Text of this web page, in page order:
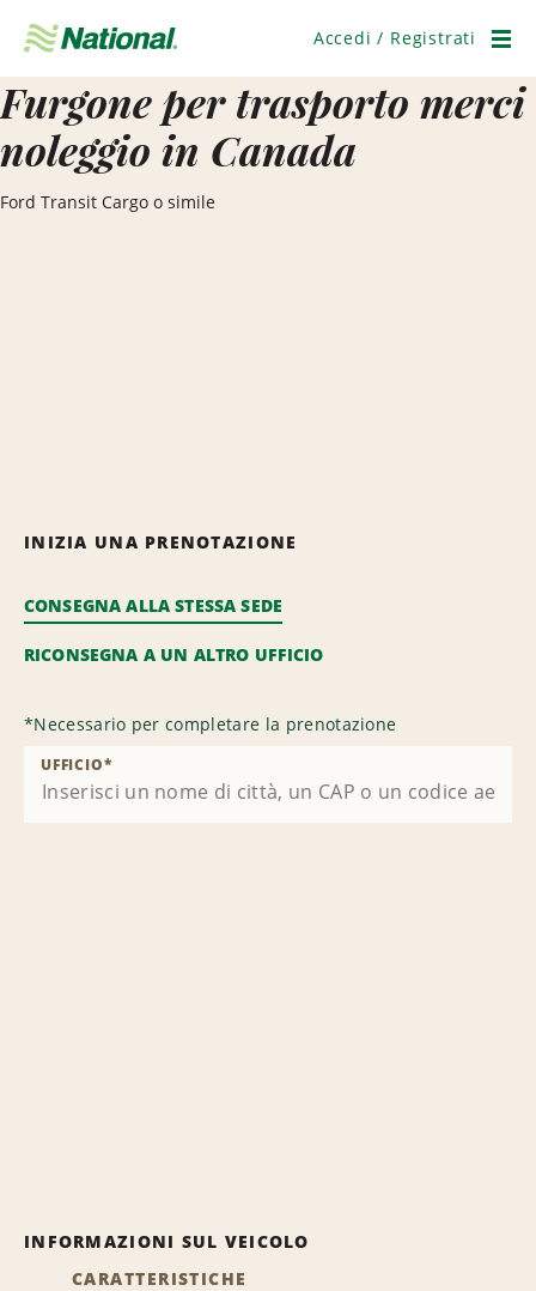
navigazione
Accedi / Registrati
Furgone per trasporto merci
noleggio in Canada
Ford Transit Cargo o simile
INIZIA UNA PRENOTAZIONE
CONSEGNA ALLA STESSA SEDE
RICONSEGNA A UN ALTRO UFFICIO
*Necessario per completare la prenotazione
UFFICIO*
INFORMAZIONI SUL VEICOLO
CARATTERISTICHE